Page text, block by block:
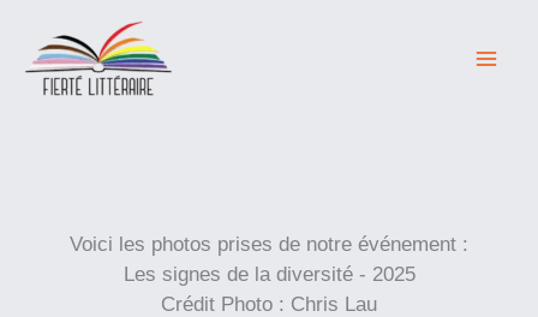
contenu
Voici les photos prises de notre événement :
Les signes de la diversité - 2025
Crédit Photo : Chris Lau